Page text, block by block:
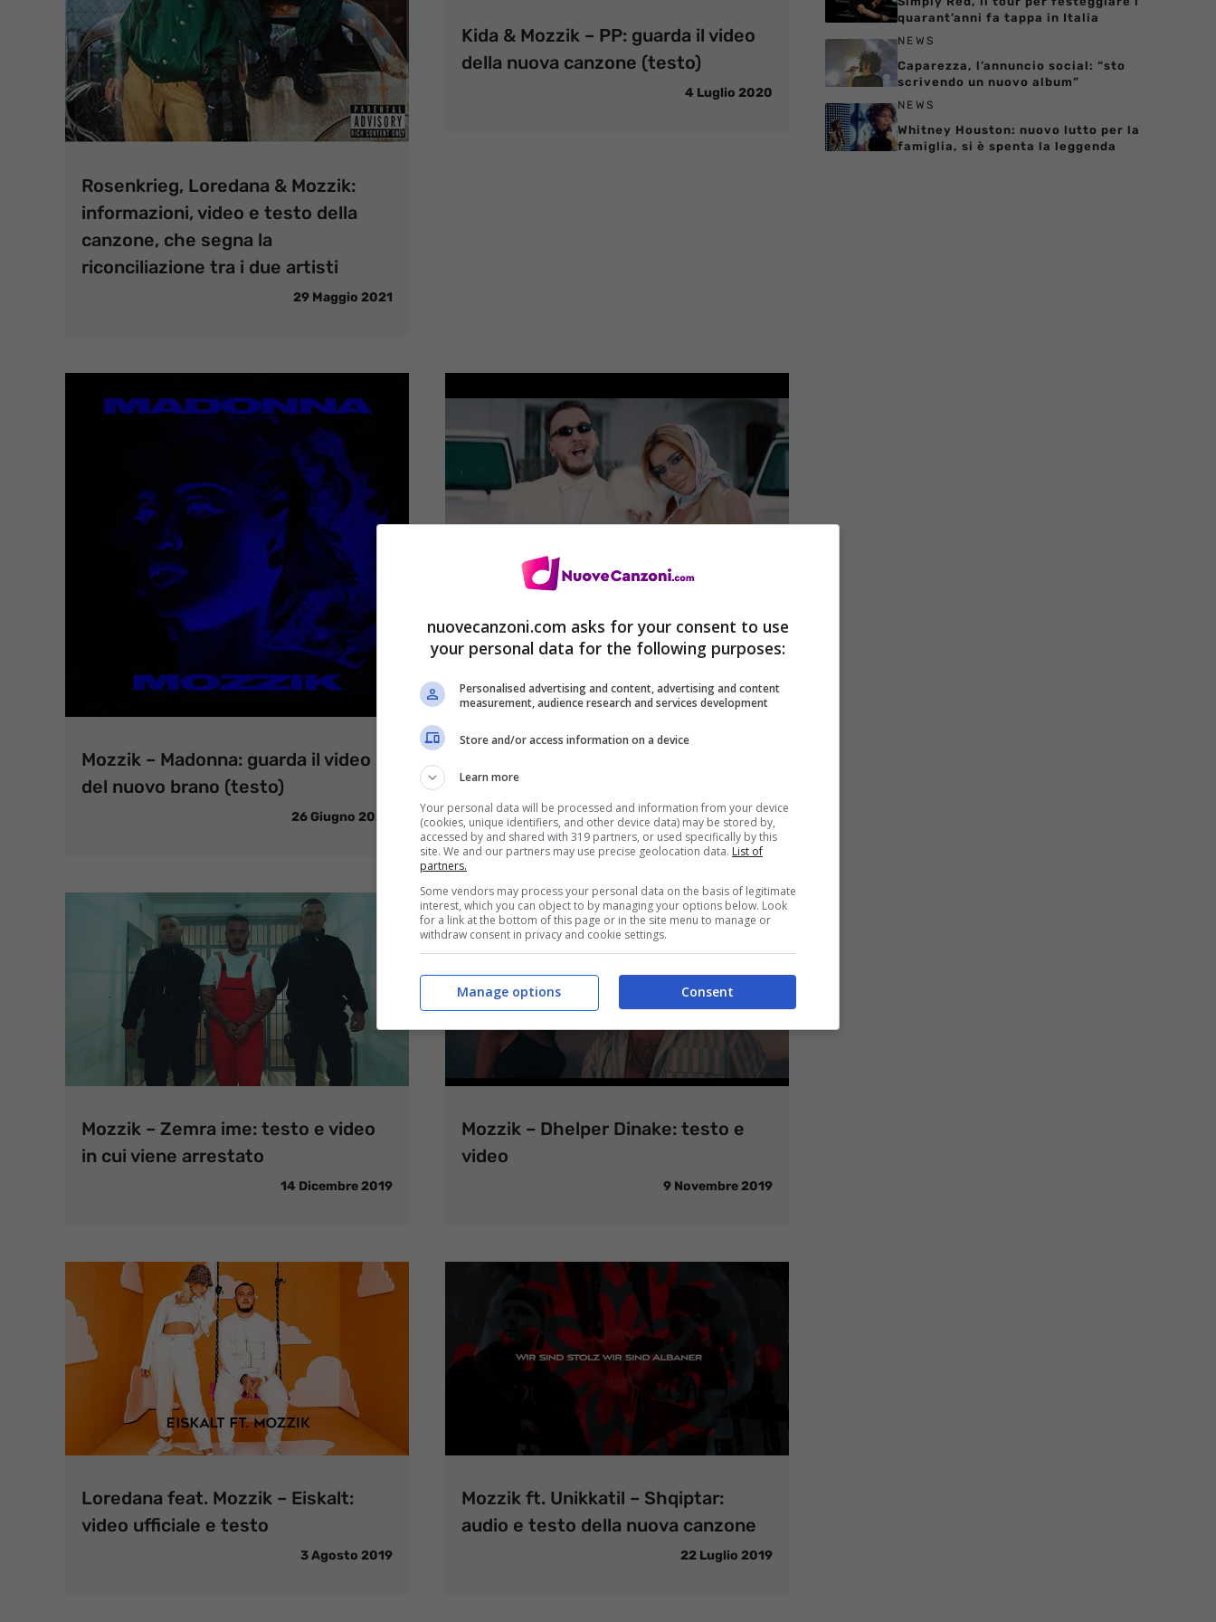
Rosenkrieg, Loredana & Mozzik:
informazioni, video e testo della
canzone, che segna la
riconciliazione tra i due artisti
29 Maggio 2021
Kida & Mozzik – PP: guarda il video
della nuova canzone (testo)
4 Luglio 2020
Mozzik – Madonna: guarda il video
del nuovo brano (testo)
26 Giugno 2020
video e testo
Mozzik – Zemra ime: testo e video
in cui viene arrestato
14 Dicembre 2019
Mozzik – Dhelper Dinake: testo e
video
9 Novembre 2019
Loredana feat. Mozzik – Eiskalt:
video ufficiale e testo
3 Agosto 2019
Mozzik ft. Unikkatil – Shqiptar:
audio e testo della nuova canzone
22 Luglio 2019
quarant’anni fa tappa in Italia
NEWS
Caparezza, l’annuncio social: “sto
scrivendo un nuovo album”
NEWS
Whitney Houston: nuovo lutto per la
famiglia, si è spenta la leggenda
nuovecanzoni.com asks for your consent to use
your personal data for the following purposes:
Personalised advertising and content, advertising and content
measurement, audience research and services development
Store and/or access information on a device
Learn more
Your personal data will be processed and information from your device
(cookies, unique identifiers, and other device data) may be stored by,
accessed by and shared with 319 partners, or used specifically by this
site. We and our partners may use precise geolocation data. List of
partners.
Some vendors may process your personal data on the basis of legitimate
interest, which you can object to by managing your options below. Look
for a link at the bottom of this page or in the site menu to manage or
withdraw consent in privacy and cookie settings.
Consent
Manage options